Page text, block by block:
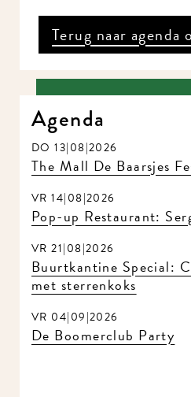
Terug naar agenda
Agenda
DO 13|08|2026
The Mall De Baarsjes
VR 14|08|2026
Pop-up Restaurant:
VR 21|08|2026
Buurtkantine Special:
met sterrenkoks
VR 04|09|2026
De Boomerclub Party